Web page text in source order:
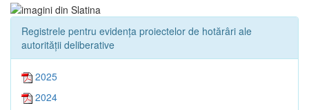
Registrele pentru evidența proiectelor de hotărâri ale
autorității deliberative
2025
2024